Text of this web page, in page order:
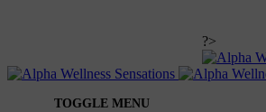
?>
TOGGLE MENU